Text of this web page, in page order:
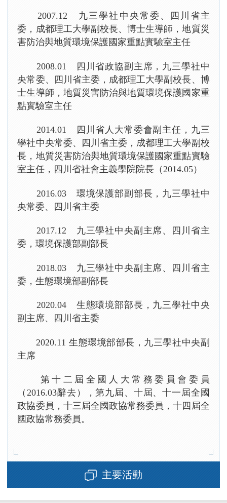
2007.12 九三學社中央常委、四川省主
委，成都理工大學副校長、博士生導師，地質災
害防治與地質環境保護國家重點實驗室主任
2008.01 四川省政協副主席，九三學社中
央常委、四川省主委，成都理工大學副校長、博
士生導師，地質災害防治與地質環境保護國家重
點實驗室主任
2014.01 四川省人大常委會副主任，九三
學社中央常委、四川省主委，成都理工大學副校
長，地質災害防治與地質環境保護國家重點實驗
室主任，四川省社會主義學院院長（2014.05）
2016.03 環境保護部副部長，九三學社中
央常委、四川省主委
2017.12 九三學社中央副主席、四川省主
委，環境保護部副部長
2018.03 九三學社中央副主席、四川省主
委，生態環境部副部長
2020.04 生態環境部部長，九三學社中央
副主席、四川省主委
2020.11 生態環境部部長，九三學社中央副
主席
第十二屆全國人大常務委員會委員
（2016.03辭去），第九屆、十屆、十一屆全國
政協委員，十三屆全國政協常務委員，十四屆全
國政協常務委員。
主要活動